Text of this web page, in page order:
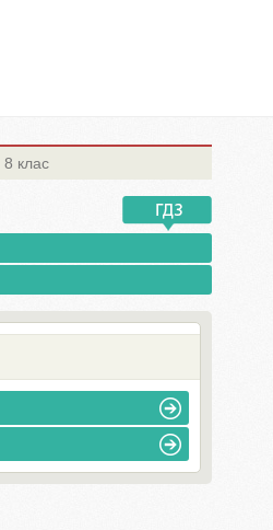
8 клас